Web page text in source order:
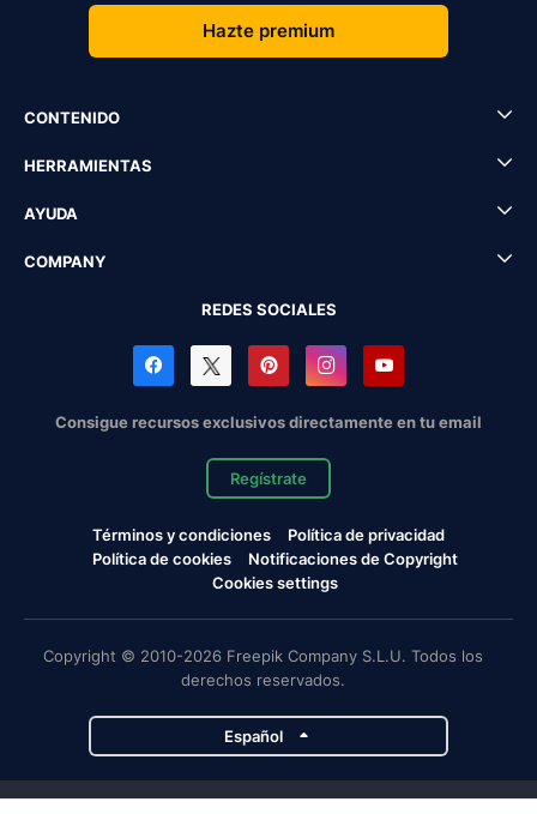
Hazte premium
CONTENIDO
HERRAMIENTAS
AYUDA
COMPANY
REDES SOCIALES
Consigue recursos exclusivos directamente en tu email
Regístrate
Términos y condiciones
Política de privacidad
Política de cookies
Notificaciones de Copyright
Cookies settings
Copyright © 2010-2026 Freepik Company S.L.U. Todos los
derechos reservados.
Español